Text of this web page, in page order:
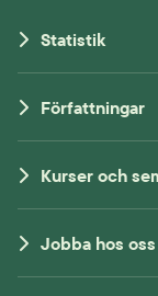
Statistik
Författningar
Kurser och
Jobba hos oss